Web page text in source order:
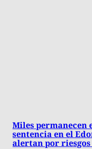
Miles permanecen
sentencia en el
alertan por